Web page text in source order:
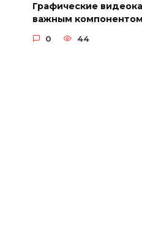
Графические
важным компонентом
0 44